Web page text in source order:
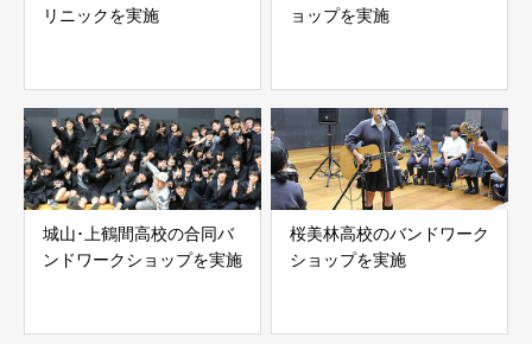
リニックを実施
ョップを実施
城山･上鶴間高校の合同バ
ンドワークショップを実施
桜美林高校のバンドワーク
ショップを実施